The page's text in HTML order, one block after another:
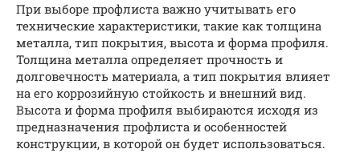
При выборе профлиста важно учитывать его
технические характеристики, такие как толщина
металла, тип покрытия, высота и форма профиля.
Толщина металла определяет прочность и
долговечность материала, а тип покрытия влияет
на его коррозийную стойкость и внешний вид.
Высота и форма профиля выбираются исходя из
предназначения профлиста и особенностей
конструкции, в которой он будет использоваться.